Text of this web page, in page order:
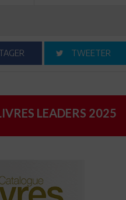
TWEETER
LEADERS 2025